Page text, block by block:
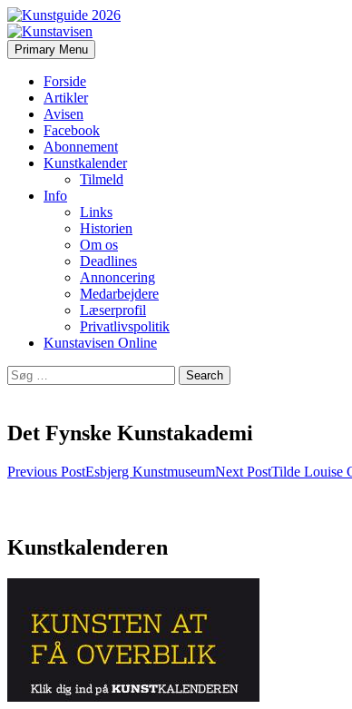
Kunstavisen
Search
Primary Menu Skip
to
Forside
Artikler
Avisen
Facebook
Abonnement
Kunstkalender
Tilmeld
Info
Links
Historien
Om os
Deadlines
Annoncering
Medarbejdere
Læserprofil
Privatlivspolitik
Kunstavisen Online
Search
for:
Det Fynske Kunstakademi
Post
Previous PostEsbjerg KunstmuseumNext PostTilde Louise
Kunstkalenderen